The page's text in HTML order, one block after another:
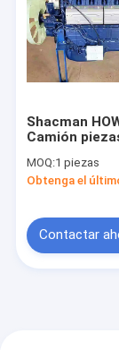
Sobre
Recorrido
Casos de
Solicitar
Shacman
Camión
Weichai /
Motor Para
MOQ:1 piezas
Obtenga el
Contactar